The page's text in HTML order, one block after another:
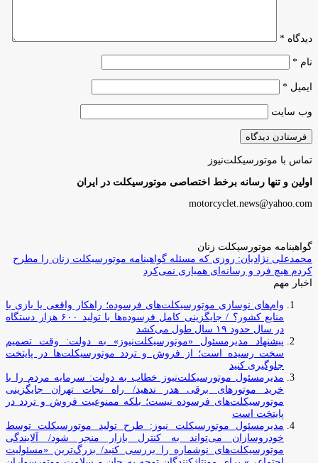
دیدگاه *
نام *
ایمیل *
وب‌ سایت
تماس با موتورسیکلت‌نیوز
اولین و تنها رسانه برخط اختصاصی موتورسیکلت در ایران
motorcyclet.news@yahoo.com
گواهینامه موتورسیکلت زنان
محمدعلی نژادیان: روزی که مسئله گواهینامه موتورسیکلت زنان را مطرح
کردم هیچ فرد و رسانه‌ای همیاری نمی‌کرد
اخبار مهم
وام‌های نوسازی موتورسیکلت‌های فرسوده؛ راهکار واقعی یا بازی با
منابع کشور؟ / جایگزینی کامل فرسوده‌ها با تولید ۶۰۰ هزار دستگاه
در سال حدود ۱۹ سال طول می‌کشد
پیشنهاد مدیرمسئول «موتورسیکلت‌نیوز» به دولت: وقت تصمیم
سخت رسیده است؛ از فروش و تردد موتورسیکلت‌ها در پایتخت
جلوگیری کنید
مدیرمسئول موتورسیکلت‌نیوز خطاب به دولت: سرمایه مردم را با
خرید موتورهای برقی هدر ندهید/ راه نجات تهران جایگزینی
موتورسیکلت‌های فرسوده نیست؛ بلکه ممنوعیت فروش و تردد در
پایتخت است
مدیرمسئول موتورسیکلت نیوز: طرح تولید موتورسیکلت توسط
خودروسازان می‌تواند به کنترل بازار منجر شود/ آلایندگی
موتورسیکلت‌های نوشماره را بررسی کنید/ بزرگ‌ترین «مسئولیت